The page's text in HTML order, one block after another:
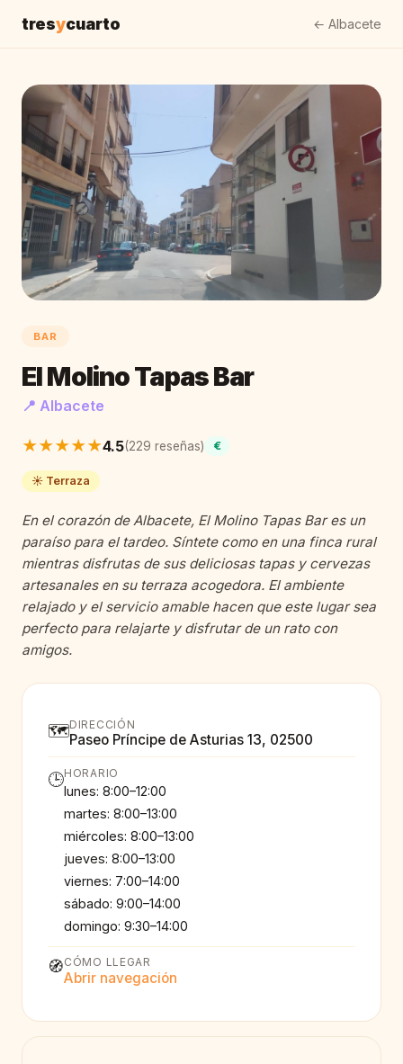
tresycuarto ← Albacete
BAR
El Molino Tapas Bar
📍 Albacete
★★★★★4.5(229 reseñas) €
☀️ Terraza
En el corazón de Albacete, El Molino Tapas Bar es un
paraíso para el tardeo. Síntete como en una finca rural
mientras disfrutas de sus deliciosas tapas y cervezas
artesanales en su terraza acogedora. El ambiente
relajado y el servicio amable hacen que este lugar sea
perfecto para relajarte y disfrutar de un rato con
amigos.
🗺️DIRECCIÓN
Paseo Príncipe de Asturias 13, 02500
🕒HORARIO
lunes: 8:00–12:00
martes: 8:00–13:00
miércoles: 8:00–13:00
jueves: 8:00–13:00
viernes: 7:00–14:00
sábado: 9:00–14:00
domingo: 9:30–14:00
🧭CÓMO LLEGAR
Abrir navegación